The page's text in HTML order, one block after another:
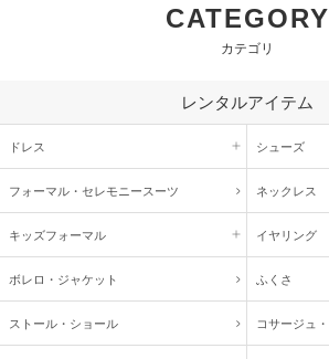
CATEGORY
カテゴリ
レンタルアイテム
ドレス シューズ
フォーマル・ セレモニースーツ ネックレス
キッズフォーマル イヤリング
ボレロ・ジャケット ふくさ
ストール・ショール コサージュ・